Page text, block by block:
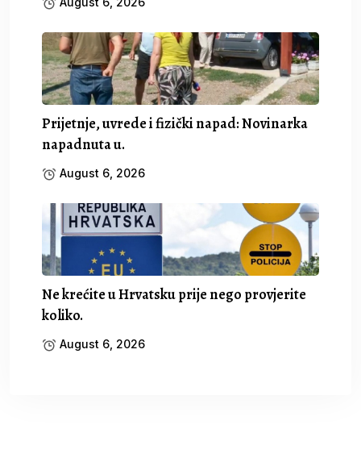
Prijetnje, uvrede i fizički napad: Novinarka
napadnuta u.
August 6, 2026
Ne krećite u Hrvatsku prije nego provjerite
koliko.
August 6, 2026